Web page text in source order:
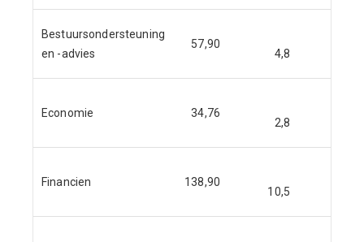
Bestuursondersteuning
en -advies
57,90
4,8
Economie 34,76
2,8
Financien 138,90
10,5